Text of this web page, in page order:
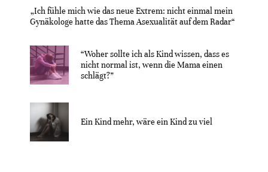
„Ich fühle mich wie das neue Extrem: nicht einmal mein
Gynäkologe hatte das Thema Asexualität auf dem Radar“
“Woher sollte ich als Kind wissen, dass es
nicht normal ist, wenn die Mama einen
schlägt?”
Ein Kind mehr, wäre ein Kind zu viel